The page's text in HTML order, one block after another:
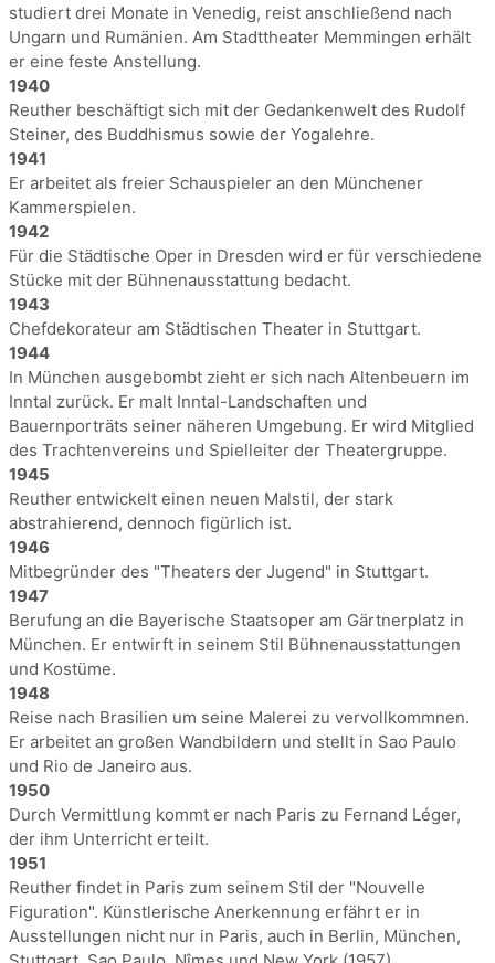
studiert drei Monate in Venedig, reist anschließend nach
Ungarn und Rumänien. Am Stadttheater Memmingen erhält
er eine feste Anstellung.
1940
Reuther beschäftigt sich mit der Gedankenwelt des Rudolf
Steiner, des Buddhismus sowie der Yogalehre.
1941
Er arbeitet als freier Schauspieler an den Münchener
Kammerspielen.
1942
Für die Städtische Oper in Dresden wird er für verschiedene
Stücke mit der Bühnenausstattung bedacht.
1943
Chefdekorateur am Städtischen Theater in Stuttgart.
1944
In München ausgebombt zieht er sich nach Altenbeuern im
Inntal zurück. Er malt Inntal-Landschaften und
Bauernporträts seiner näheren Umgebung. Er wird Mitglied
des Trachtenvereins und Spielleiter der Theatergruppe.
1945
Reuther entwickelt einen neuen Malstil, der stark
abstrahierend, dennoch figürlich ist.
1946
Mitbegründer des "Theaters der Jugend" in Stuttgart.
1947
Berufung an die Bayerische Staatsoper am Gärtnerplatz in
München. Er entwirft in seinem Stil Bühnenausstattungen
und Kostüme.
1948
Reise nach Brasilien um seine Malerei zu vervollkommnen.
Er arbeitet an großen Wandbildern und stellt in Sao Paulo
und Rio de Janeiro aus.
1950
Durch Vermittlung kommt er nach Paris zu Fernand Léger,
der ihm Unterricht erteilt.
1951
Reuther findet in Paris zum seinem Stil der "Nouvelle
Figuration". Künstlerische Anerkennung erfährt er in
Ausstellungen nicht nur in Paris, auch in Berlin, München,